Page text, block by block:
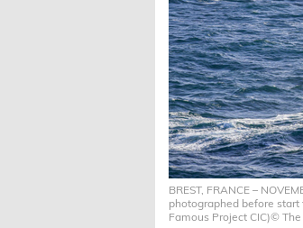
BREST, FRANCE –
photographed before start
Famous Project CIC)©